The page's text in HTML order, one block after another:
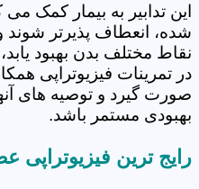
این تدابیر به بیمار کمک
شده، انعطاف پذیرتر
نقاط مختلف بدن بهبود
در تمرینات فیزیوتراپی
صورت گیرد و توصیه های
بهبودی مستمر باشد.
رایج ترین